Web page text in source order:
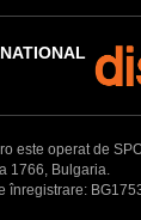
este operat de
1766, Bulgaria.
înregistrare: